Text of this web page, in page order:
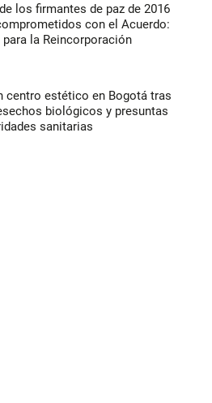
los firmantes de paz de 2016
con el Acuerdo:
para la Reincorporación
centro estético en Bogotá tras
biológicos y presuntas
sanitarias